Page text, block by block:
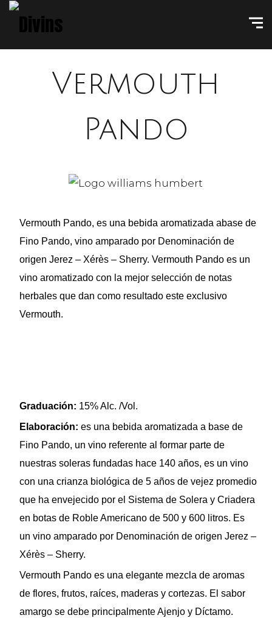
Vermouth
Pando
Vermouth Pando, es una bebida aromatizada abase de
Fino Pando, vino amparado por Denominación de
origen Jerez – Xérès – Sherry. Vermouth Pando es un
vino aromatizado con la mejor selección de notas
herbales que dan como resultado este exclusivo
Vermouth.
Graduación: 15% Alc. /Vol.
Elaboración: es una bebida aromatizada a base de
Fino Pando, un vino referente al formar parte de
nuestras soleras fundadas hace 140 años, es un vino
con una crianza biológica de 5 años de vejez promedio
que ha envejecido por el Sistema de Solera y Criadera
en botas de Roble Americano de 500 y 600 litros. Es
un vino amparado por Denominación de origen Jerez –
Xérès – Sherry.
Vermouth Pando es una elegante mezcla de aromas
de flores, frutos, raíces, maderas y cortezas. El sabor
amargo se debe principalmente Ajenjo y Díctamo.